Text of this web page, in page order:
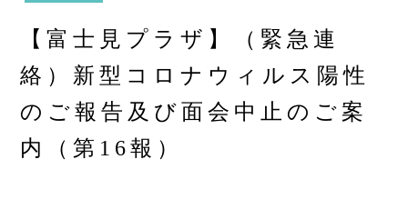
【富士見プラザ】（緊急連
絡）新型コロナウィルス陽性
のご報告及び面会中止のご案
内（第16報）